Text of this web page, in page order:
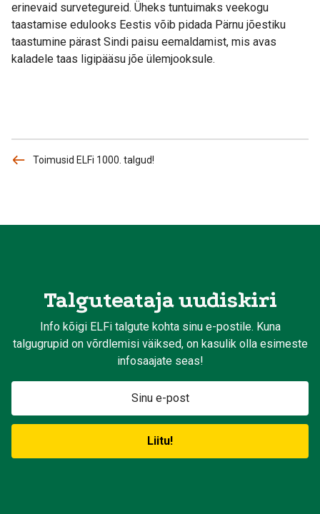
erinevaid survetegureid. Üheks tuntuimaks veekogu
taastamise edulooks Eestis võib pidada Pärnu jõestiku
taastumine pärast Sindi paisu eemaldamist, mis avas
kaladele taas ligipääsu jõe ülemjooksule.
Toimusid ELFi 1000. talgud!
Talguteataja uudiskiri
Info kõigi ELFi talgute kohta sinu e-postile. Kuna
talgugrupid on võrdlemisi väiksed, on kasulik olla esimeste
infosaajate seas!